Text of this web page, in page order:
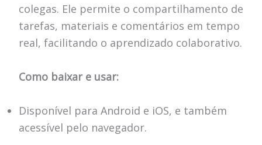
colegas. Ele permite o compartilhamento de
tarefas, materiais e comentários em tempo
real, facilitando o aprendizado colaborativo.
Como baixar e usar:
Disponível para Android e iOS, e também
acessível pelo navegador.